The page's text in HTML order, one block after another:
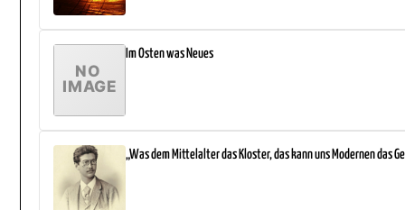
Im Osten was Neues
„Was dem Mittelalter das Kloster, das kann uns Modernen das